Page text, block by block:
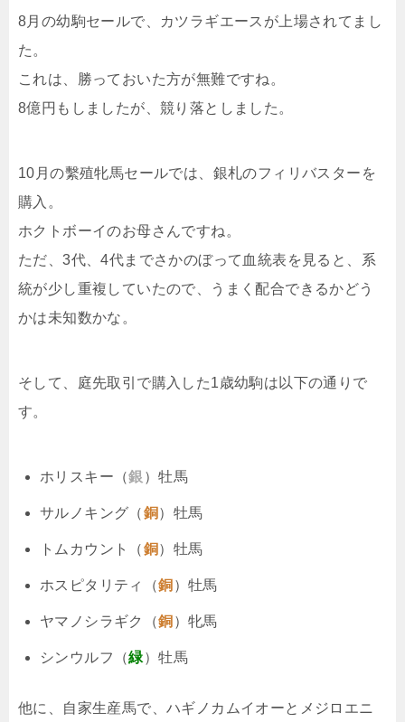
8月の幼駒セールで、カツラギエースが上場されてまし
た。
これは、勝っておいた方が無難ですね。
8億円もしましたが、競り落としました。
10月の繫殖牝馬セールでは、銀札のフィリバスターを
購入。
ホクトボーイのお母さんですね。
ただ、3代、4代までさかのぼって血統表を見ると、系
統が少し重複していたので、うまく配合できるかどう
かは未知数かな。
そして、庭先取引で購入した1歳幼駒は以下の通りで
す。
ホリスキー（銀 ）牡馬
サルノキング（銅 ）牡馬
トムカウント（銅 ）牡馬
ホスピタリティ（銅 ）牡馬
ヤマノシラギク（銅 ）牝馬
シンウルフ（緑）牡馬
他に、自家生産馬で、ハギノカムイオーとメジロエニ